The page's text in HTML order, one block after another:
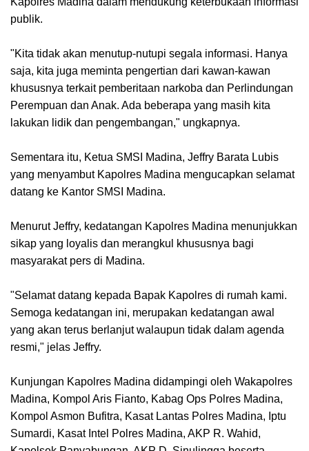
publik.
"Kita tidak akan menutup-nutupi segala informasi. Hanya
saja, kita juga meminta pengertian dari kawan-kawan
khususnya terkait pemberitaan narkoba dan Perlindungan
Perempuan dan Anak. Ada beberapa yang masih kita
lakukan lidik dan pengembangan," ungkapnya.
Sementara itu, Ketua SMSI Madina, Jeffry Barata Lubis
yang menyambut Kapolres Madina mengucapkan selamat
datang ke Kantor SMSI Madina.
Menurut Jeffry, kedatangan Kapolres Madina menunjukkan
sikap yang loyalis dan merangkul khususnya bagi
masyarakat pers di Madina.
"Selamat datang kepada Bapak Kapolres di rumah kami.
Semoga kedatangan ini, merupakan kedatangan awal
yang akan terus berlanjut walaupun tidak dalam agenda
resmi," jelas Jeffry.
Kunjungan Kapolres Madina didampingi oleh Wakapolres
Madina, Kompol Aris Fianto, Kabag Ops Polres Madina,
Kompol Asmon Bufitra, Kasat Lantas Polres Madina, Iptu
Sumardi, Kasat Intel Polres Madina, AKP R. Wahid,